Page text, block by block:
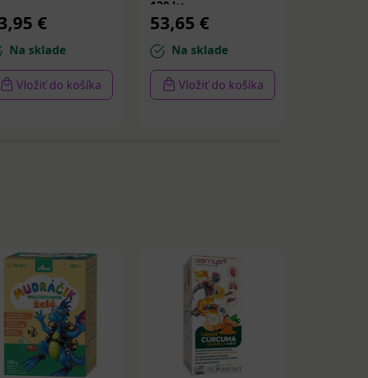
€
Na sklade
Vložiť do košíka
120 ks
53,65 €
Na sklade
Vložiť do košíka